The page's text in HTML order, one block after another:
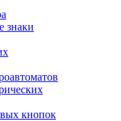
знаки
кнопок